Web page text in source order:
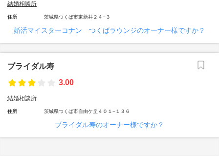
結婚相談所
住所 茨城県つくば市東新井２４−３
婚活マイスターコナン つくばラウンジのオーナー様ですか？
ブライダル寿
3.00
結婚相談所
住所 茨城県つくば市自由ケ丘４０１−１３６
ブライダル寿のオーナー様ですか？